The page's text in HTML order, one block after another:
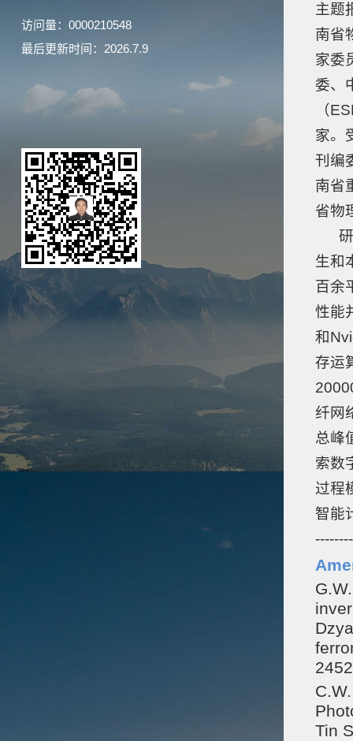
访问量： 0000210548
最后更新时间： 2026.7.9
主题
南省
家委
委、
（
家。
刊编
南省
省物
研
生和
百余
性能
和
存运
纤网
总峰
索数
过程
智能
Tin